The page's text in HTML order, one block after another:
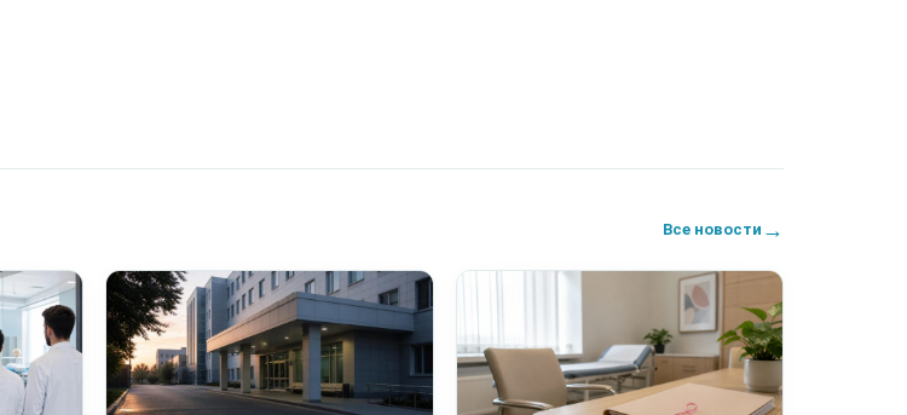
Все новости →